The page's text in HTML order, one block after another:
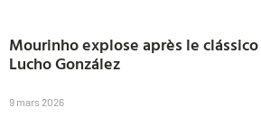
Mourinho explose après le clássico
Lucho González
9 mars 2026